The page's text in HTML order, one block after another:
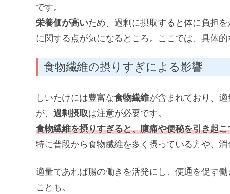
です。
栄養価が高いため、過剰に摂取すると体に負担
に関する点が気になるところ。ここでは、具体
食物繊維の摂りすぎによる影響
しいたけには豊富な食物繊維が含まれており、
が、 過剰摂取は注意が必要です。
食物繊維を摂りすぎると、腹痛や便秘を引き起こ
特に普段から食物繊維を多く摂っている方や、消
適量であれば腸の働きを活発にし、便通を促す
ことも。